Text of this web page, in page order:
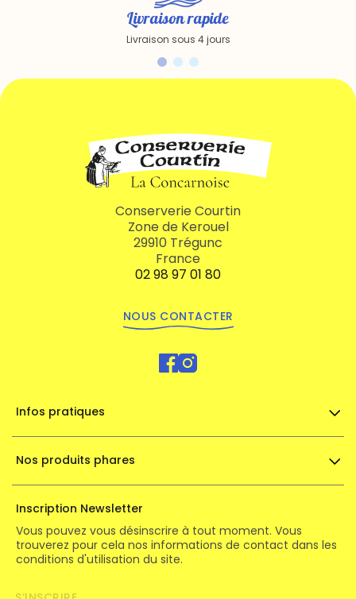
Livraison rapide
Livraison sous 4 jours
Conserverie Courtin
Zone de Kerouel
29910 Trégunc
France
02 98 97 01 80
NOUS CONTACTER
Infos pratiques
Nos produits phares
Inscription Newsletter
Vous pouvez vous désinscrire à tout moment. Vous
trouverez pour cela nos informations de contact dans les
conditions d'utilisation du site.